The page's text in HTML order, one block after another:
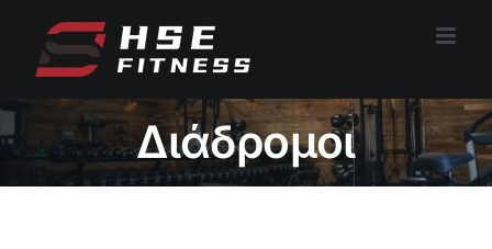
περιεχόμενο
Διάδρομοι